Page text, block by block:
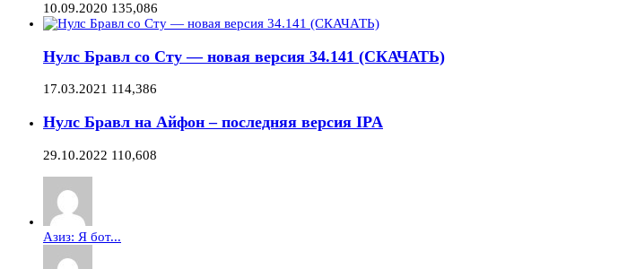
10.09.2020 135,086
Нулс Бравл со Сту — новая версия 34.141 (СКАЧАТЬ)
17.03.2021 114,386
Нулс Бравл на Айфон – последняя версия IPA
29.10.2022 110,608
Азиз: Я бот...